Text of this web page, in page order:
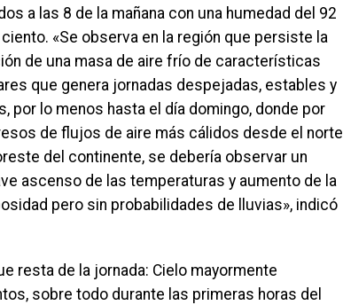
a las 8 de la mañana con una humedad del 92
«Se observa en la región que persiste la
de una masa de aire frío de características
que genera jornadas despejadas, estables y
por lo menos hasta el día domingo, donde por
de flujos de aire más cálidos desde el norte
del continente, se debería observar un
ascenso de las temperaturas y aumento de la
pero sin probabilidades de lluvias», indicó
resta de la jornada: Cielo mayormente
sobre todo durante las primeras horas del